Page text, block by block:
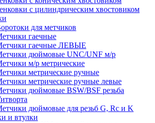
с цилиндрическим хвостовиком
для метчиков
гаечные
гаечные ЛЕВЫЕ
дюймовые UNC/UNF м/р
м/р метрические
метрические ручные
метрические ручные левые
дюймовые BSW/BSF резьба
дюймовые для резьб G, Rc и K
и втулки